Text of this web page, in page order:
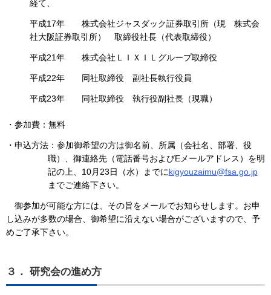
経て、
平成17年 株式会社ジャスダック証券取引所（現 株式会
社大阪証券取引所） 取締役社長（代表取締役）
平成21年 株式会社ＬＩＸＩＬグループ取締役
平成22年 同社取締役 副社長執行役員
平成23年 同社取締役 執行役副社長（現職）
・参加費：無料
・申込方法：参加御希望の方は御名前、所属（会社名、部署、役
職）、御連絡先（電話番号およびEメールアドレス）を明
記の上、10月23日（水）までにkigyouzaimu@fsa.go.jp
までご連絡下さい。
御参加が可能な方には、その旨をメールでお知らせします。お申
し込みが多数の場合、御希望に沿えない場合がございますので、予
めご了承下さい。
３． 研究会の進め方